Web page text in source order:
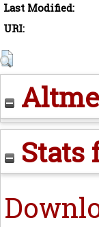
Last Modified:
URI:
Stats